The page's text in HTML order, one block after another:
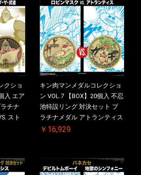
斉出荷予定
クショ
入 エア
チナ
スト
回購入
定
キン肉マンメダルコレクショ
ン VOL.7 【BOX】20個入 不忍
池特設リング 対決セット プ
ラチナメダル アトランティス
ドライバー VS.ネックカット
メダル(非売品)付
￥16,929